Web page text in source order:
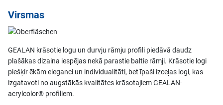
Virsmas
GEALAN krāsotie logu un durvju rāmju profili piedāvā daudz
plašākas dizaina iespējas nekā parastie baltie rāmji. Krāsotie logi
piešķir ēkām eleganci un individualitāti, bet īpaši izceļas logi, kas
izgatavoti no augstākās kvalitātes krāsotajiem GEALAN-
acrylcolor® profiliem.